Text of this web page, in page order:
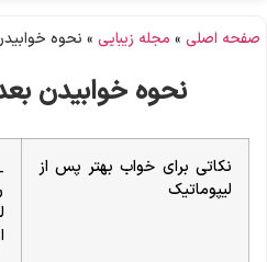
صفحه اصلی » مجله زیبایی » نحوه
نحوه خوابیدن
نکاتی برای خواب بهتر پس از
لیپوماتیک